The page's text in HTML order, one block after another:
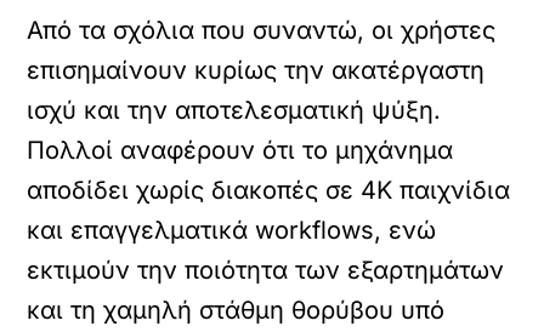
Από τα σχόλια που συναντώ, οι χρήστες
επισημαίνουν κυρίως την ακατέργαστη
ισχύ και την αποτελεσματική ψύξη.
Πολλοί αναφέρουν ότι το μηχάνημα
αποδίδει χωρίς διακοπές σε 4K παιχνίδια
και επαγγελματικά workflows, ενώ
εκτιμούν την ποιότητα των εξαρτημάτων
και τη χαμηλή στάθμη θορύβου υπό